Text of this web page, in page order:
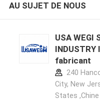
AU SUJET DE NOUS
USA WEGI
fabricant
240
City, New
States ,Chine